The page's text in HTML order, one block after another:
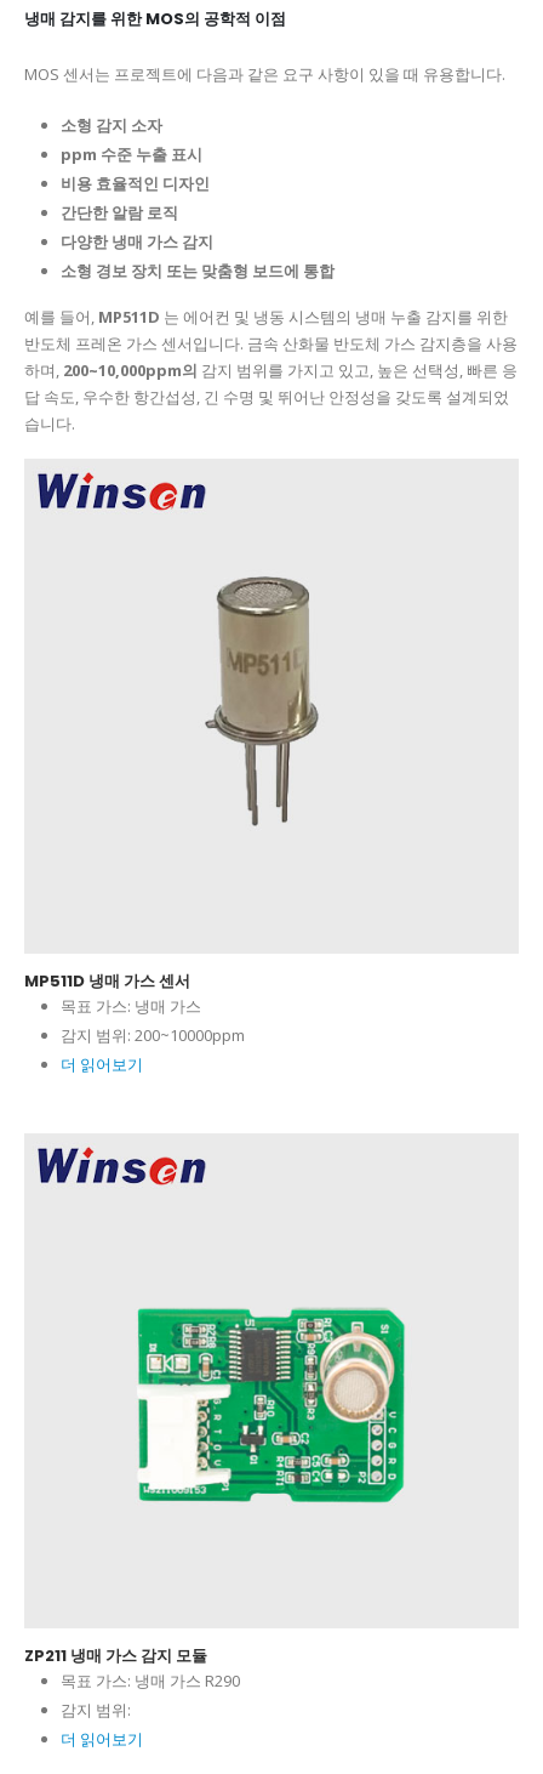
냉매 감지를 위한 MOS의 공학적 이점
MOS 센서는 프로젝트에 다음과 같은 요구 사항이 있을 때 유용합니다.
소형 감지 소자
ppm 수준 누출 표시
비용 효율적인 디자인
간단한 알람 로직
다양한 냉매 가스 감지
소형 경보 장치 또는 맞춤형 보드에 통합
예를 들어, MP511D 는 에어컨 및 냉동 시스템의 냉매 누출 감지를 위한
반도체 프레온 가스 센서입니다. 금속 산화물 반도체 가스 감지층을 사용
하며, 200~10,000ppm의 감지 범위를 가지고 있고, 높은 선택성, 빠른 응
답 속도, 우수한 항간섭성, 긴 수명 및 뛰어난 안정성을 갖도록 설계되었
습니다.
MP511D 냉매 가스 센서
목표 가스: 냉매 가스
감지 범위: 200~10000ppm
더 읽어보기
ZP211 냉매 가스 감지 모듈
목표 가스: 냉매 가스 R290
감지 범위:
더 읽어보기